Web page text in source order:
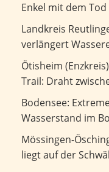
Enkel mit dem Tod
Dürre hält an -
Landkreis
verlängert
Gefährdung auf
Bäume gespannt
Ötisheim
Trail: Draht
Extreme Hitze:
Bodensee:
Wasserstand im
Eines der besten
Mössingen-
liegt auf der